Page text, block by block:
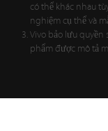
có thể khác nhau
nghiệm cụ thể và
Vivo bảo lưu quyền
phẩm được mô tả